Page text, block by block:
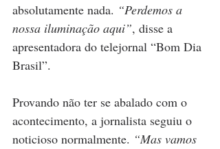
absolutamente nada. “Perdemos a
nossa iluminação aqui”, disse a
apresentadora do telejornal “Bom Dia
Brasil”.
Provando não ter se abalado com o
acontecimento, a jornalista seguiu o
noticioso normalmente. “Mas vamos